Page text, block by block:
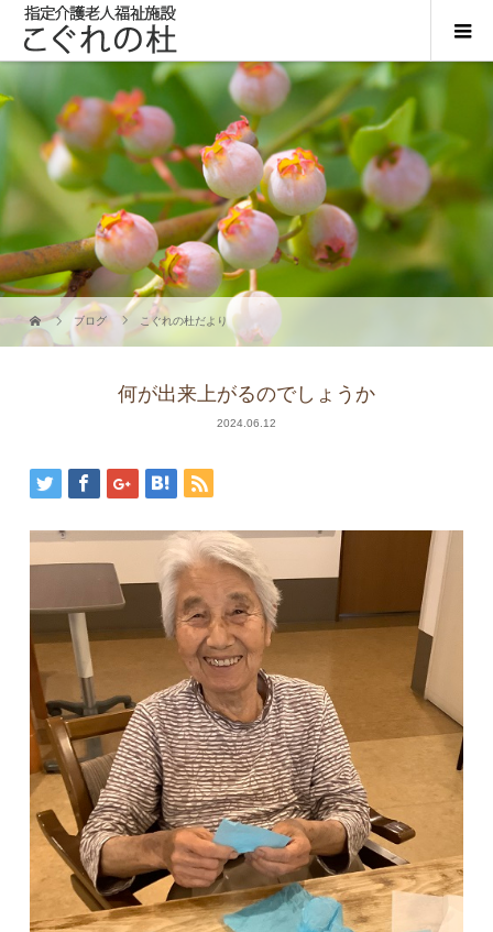
ブログ こぐれの杜だより
何が出来上がるのでしょうか
2024.06.12